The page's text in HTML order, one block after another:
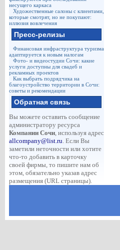
несущего каркаса
Художественные салоны с клиентами,
которые смотрят, но не покупают:
иллюзия вовлечения
Пресс-релизы
Финансовая инфраструктура туризма
адаптируется к новым налогам
Фото- и видеостудии Сочи: какие
услуги доступны для свадеб и
рекламных проектов
Как выбрать подрядчика на
благоустройство территории в Сочи:
советы и рекомендации
Обратная связь
Вы можете оставить сообщение
администратору ресурса
Компании Сочи, используя адрес
allcompany@list.ru. Если Вы
заметили неточности или хотите
что-то добавить в карточку
своей фирмы, то пишите нам об
этом, обязательно указав адрес
размещения (URL страницы).